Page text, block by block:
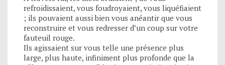
refroidissaient, vous foudroyaient, vous liquéfiaient
; ils pouvaient aussi bien vous anéantir que vous
reconstruire et vous redresser d’un coup sur votre
fauteuil rouge.
Ils agissaient sur vous telle une présence plus
large, plus haute, infiniment plus profonde que la